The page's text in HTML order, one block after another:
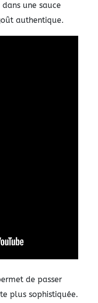
une sauce
authentique.
de passer
plus sophistiquée.